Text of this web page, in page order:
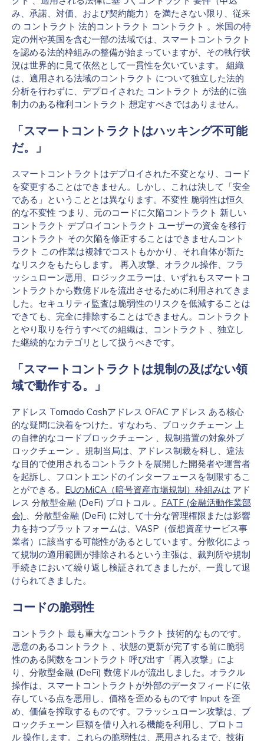
み、承諾、対価、および契約能力）を満たさない限り、従来
の コントラクト 法的コントラクト コントラクト 。米国の特
定の州や英国を含む一部の法域では、スマートコントラクト
を認める法的枠組みの整備が始まっていますが、その執行状
況は世界的に見て依然として一貫性を欠いています。 組織
は、適用される法域のコントラクト について独立した法的
分析を行わずに、デプロイされた コントラクト が法的に強
制力のある権利コントラクト 想定すべきではありません。
「スマートコントラクトはハッキング不可能
だ。」
スマートコントラクトはデプロイされた不変となり、コード
を変更することはできません。しかし、これは決して「安全
である」ということとは異なります。不変性 脆弱性は恒久
的な不変性 つまり、元のコードに欠陥コントラクト 新しい
コントラクト デプロイコントラクト ユーザーの資金を移行
コントラクト その欠陥を修正することはできませんコント
ラクト この作業は複雑でコストもかかり、それ自体が新た
なリスクをもたらします。 再入攻撃、オラクル操作、フラ
ッシュローン悪用、ロジックエラーは、いずれもスマートコ
ントラクトから数億ドルを流出させるために利用されてきま
した。セキュリティ監査は脆弱性のリスクを低減することは
できても、完全に排除することはできません。コントラクト
とやり取りを行うすべての組織は、コントラクト 、独立し
た継続的なカテゴリとして扱うべきです。
「スマートコントラクトは規制の及ばない領
域で動作する。」
アドレス Tornado Cashアドレス OFAC アドレス ある核心
的な疑問に決着をつけた。すなわち、ブロックチェーン 上
の自律的なコードブロックチェーン 、規制措置の対象外ブ
ロックチェーン 。規制当局は、アドレス制裁を科し、違法
な目的で使用されるコントラクトを展開した開発者や運営者
を起訴し、フロントエンドのインターフェースを制限するこ
とができる。 EUのMiCA（暗号資産市場規制）枠組みは アド
レス 分散型金融 (DeFi) プロトコル 。 FATF (金融活動作業部
会) 、分散型金融 (DeFi) に対して十分な管理権限または影響
力を持つプラットフォームは、VASP（仮想資産サービス事
業者）に該当する可能性があるとしています。分散化によっ
て規制の適用範囲が排除されるという主張は、裁判所や規制
手続きにおいて繰り返し検証されてきましたが、一貫して退
けられてきました。
コードの脆弱性
コントラクト 最も重大なコントラクト 技術的なものです。
悪意のあるコントラクト 、状態の更新が完了する前に脆弱
性のある関数をコントラクト 呼び出す「再入攻撃」によ
り、分散型金融 (DeFi) 数億ドルが流出しました。オラクル
操作は、スマートコントラクトが外部のデータフィードに依
存している点を悪用し、価格を歪めるものです Input を歪
め、価値を搾取するものです。フラッシュローン攻撃は、ブ
ロックチェーン 巨額を借り入れる機能を利用し、プロトコ
ル 操作します。これらの脆弱性は、悪用されるまで、技術